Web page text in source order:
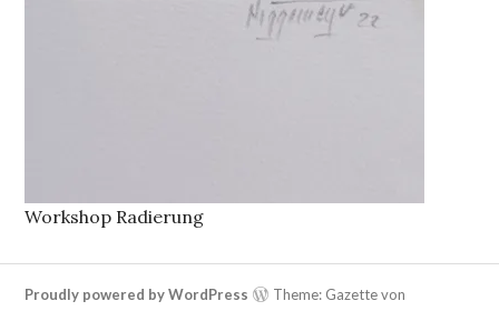
Workshop Radierung
Proudly powered by WordPress
Theme: Gazette von